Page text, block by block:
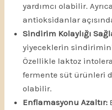
yardımcı olabilir.
antioksidanlar
Sindirim Kolaylığı
yiyeceklerin
Özellikle laktoz
fermente süt ürünleri
olabilir.
Enflamasyonu Azaltır: